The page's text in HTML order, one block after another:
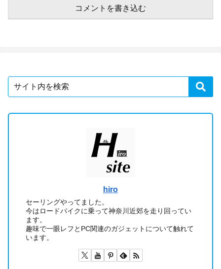
コメントを書き込む
hiro
セーリングやってました。
今はロードバイクに乗って神奈川近郊を走り回ってい
ます。
趣味で一眼レフとPC関連のガジェットについて触れて
います。